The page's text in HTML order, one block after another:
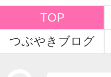
TOP
つぶやきブログ